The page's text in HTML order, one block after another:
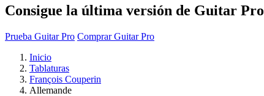
Consigue la última versión de Guitar Pro
Prueba Guitar Pro Comprar Guitar Pro
Inicio
Tablaturas
François Couperin
Allemande